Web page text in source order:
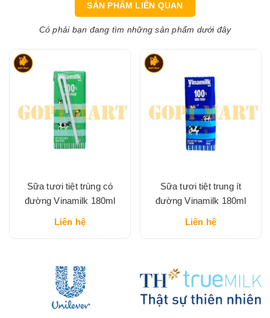
SẢN PHẨM LIÊN QUAN
Có phải bạn đang tìm những sản phẩm dưới đây
Sữa tươi tiệt trùng có
đường Vinamilk 180ml
Liên hệ
Sữa tươi tiệt trung ít
đường Vinamilk 180ml
Liên hệ